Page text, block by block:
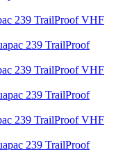
239 TrailProof VHF
239 TrailProof VHF
239 TrailProof VHF